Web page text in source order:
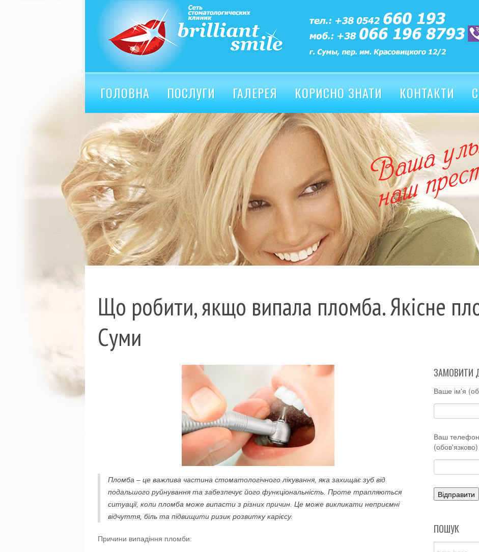
ГОЛОВНА ПОСЛУГИ ГАЛЕРЕЯ КОРИСНО ЗНАТИ КОНТАКТИ
ВІДГУКИ
Що робити, якщо випала пломба. Якісне
Суми
Пломба – це важлива частина стоматологічного лікування, яка захищає зуб від
подальшого руйнування та забезпечує його функціональність. Проте трапляються
ситуації, коли пломба може випасти з різних причин. Це може викликати неприємні
відчуття, біль та підвищити ризик розвитку карієсу.
Причини випадіння пломби:
ЗАМОВИТИ
Ваше ім'я
Ваш
(обов'язково)
ПОШУК